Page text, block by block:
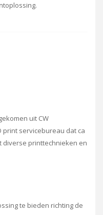
uit CW
print servicebureau dat ca
diverse printtechnieken en
te bieden richting de